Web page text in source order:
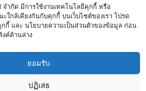
จำกัด มีการใช้งานเทคโนโลยีคุกกี้ หรือ
ใกล้เคียงกันกับคุกกี้ บนเว็บไซต์ของเรา โปรด
กี้ และ นโยบายความเป็นส่วนตัวของข้อมูล ก่อน
งค์ด้านล่าง
ยอมรับ
ปฏิเสธ
be used to support your experience
to manage access to your account, and
in ourprivacy policy